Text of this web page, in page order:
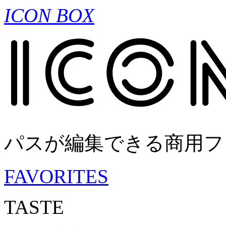
ICON BOX
パスが編集できる商用
FAVORITES
TASTE